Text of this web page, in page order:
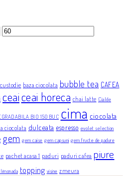
Preț
baza ciocolata bubble tea CAFEA
ceaiceai horeca chai latte Cialde
BIO 150 BUC cima ciocolata
ciocolata dulceata espresso evolet selection
gem gem caise gem capsuni gem fructe de padure
pachet acasa 1 paduri paduri cafea piure
topping visine zmeura